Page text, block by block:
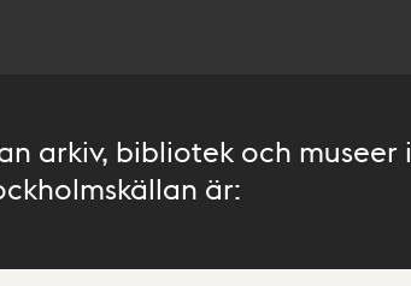
arkiv, bibliotek och museer i
är: